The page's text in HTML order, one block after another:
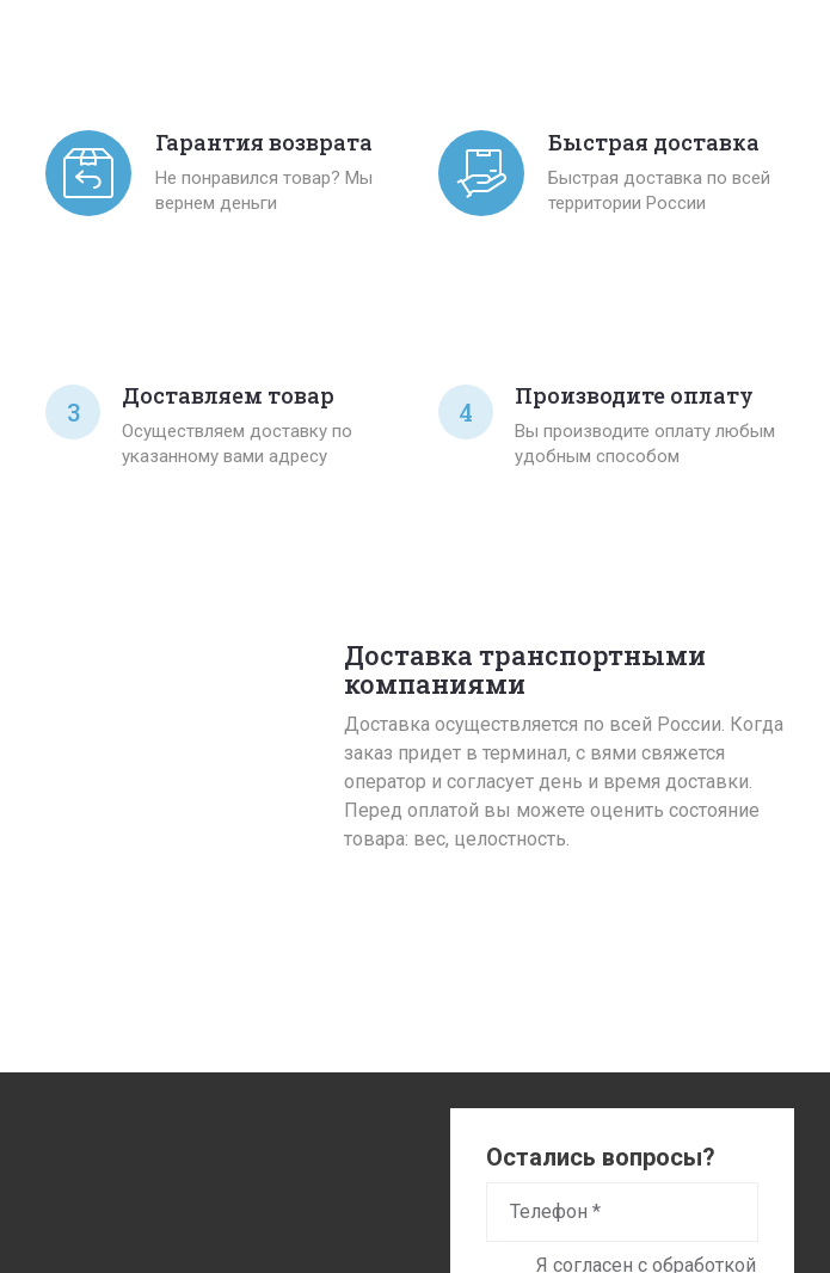
Гарантия возврата
Не понравился товар? Мы
вернем деньги
Быстрая доставка
Быстрая доставка по всей
территории России
3
Доставляем товар
Осуществляем доставку по
указанному вами адресу
4
Производите оплату
Вы производите оплату любым
удобным способом
Доставка транспортными
компаниями
Доставка осуществляется по всей России. Когда
заказ придет в терминал, с вями свяжется
оператор и согласует день и время доставки.
Перед оплатой вы можете оценить состояние
товара: вес, целостность.
Остались вопросы?
Я согласен с обработкой